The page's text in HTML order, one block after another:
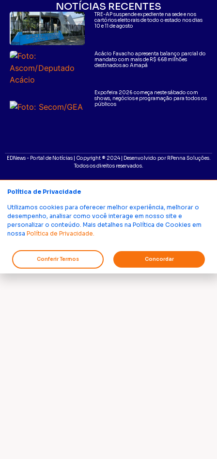
NOTÍCIAS RECENTES
TRE-AP suspende expediente na sede e nos
cartórios eleitorais de todo o estado nos dias
10 e 11 de agosto
Acácio Favacho apresenta balanço parcial do
mandato com mais de R$ 668 milhões
destinados ao Amapá
Expofeira 2026 começa neste sábado com
shows, negócios e programação para todos os
públicos
EDNews - Portal de Notícias | Copyright ® 2024 | Desenvolvido por RPenna Soluções.
Todos os direitos reservados.
Política de Privacidade
Utilizamos cookies para oferecer melhor experiência, melhorar o
desempenho, analisar como você interage em nosso site e
personalizar o conteúdo. Mais detalhes na Política de Cookies em
nossa Política de Privacidade.
Conferir Termos Concordar